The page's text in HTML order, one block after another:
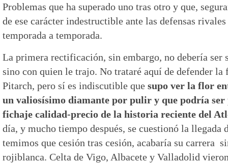
Problemas que ha superado uno tras otro y que,
de ese carácter indestructible ante las defensas
temporada a temporada.
La primera rectificación, sin embargo, no debería ser
sino con quien le trajo. No trataré aquí de defender la
Pitarch, pero sí es indiscutible que supo ver la flor
un valiosísimo diamante por pulir y que podría
fichaje calidad-precio de la historia reciente del
día, y mucho tiempo después, se cuestionó la llegada
temimos que cesión tras cesión, acabaría su carrera
rojiblanca. Celta de Vigo, Albacete y Valladolid